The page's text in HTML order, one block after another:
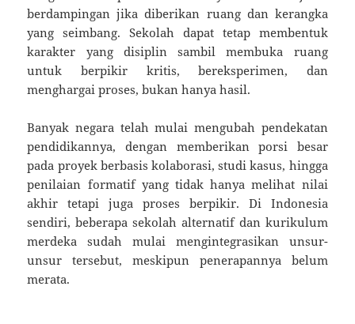
berdampingan jika diberikan ruang dan kerangka
yang seimbang. Sekolah dapat tetap membentuk
karakter yang disiplin sambil membuka ruang
untuk berpikir kritis, bereksperimen, dan
menghargai proses, bukan hanya hasil.
Banyak negara telah mulai mengubah pendekatan
pendidikannya, dengan memberikan porsi besar
pada proyek berbasis kolaborasi, studi kasus, hingga
penilaian formatif yang tidak hanya melihat nilai
akhir tetapi juga proses berpikir. Di Indonesia
sendiri, beberapa sekolah alternatif dan kurikulum
merdeka sudah mulai mengintegrasikan unsur-
unsur tersebut, meskipun penerapannya belum
merata.